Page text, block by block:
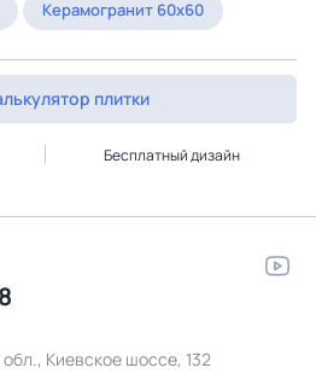
Керамогранит 60x60
плитки
Бесплатный дизайн
Киевское шоссе, 132